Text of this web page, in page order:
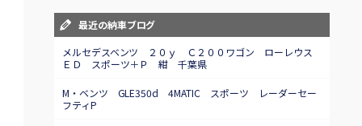
最近の納車ブログ
メルセデスベンツ ２０ｙ Ｃ２００ワゴン ローレウス
ＥＤ スポーツ＋Ｐ 紺 千葉県
M・ベンツ GLE350d 4MATIC スポーツ レーダーセー
フティP